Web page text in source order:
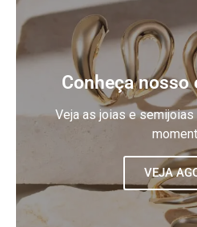
Conheça nosso
Veja as joias e
VEJA